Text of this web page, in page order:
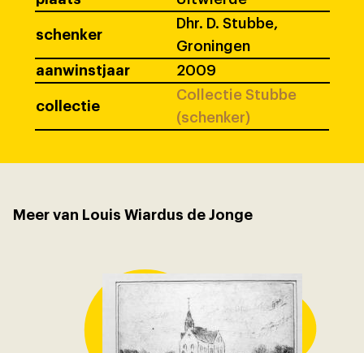
schenker
Dhr. D. Stubbe,
Groningen
aanwinstjaar
2009
collectie
Collectie Stubbe
(schenker)
Meer van Louis Wiardus de Jonge